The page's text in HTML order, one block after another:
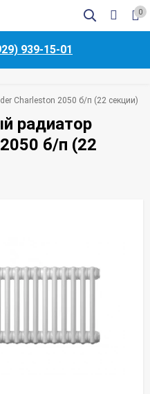
0
939-15-01
Charleston 2050 б/п (22 секции)
радиатор
б/п (22